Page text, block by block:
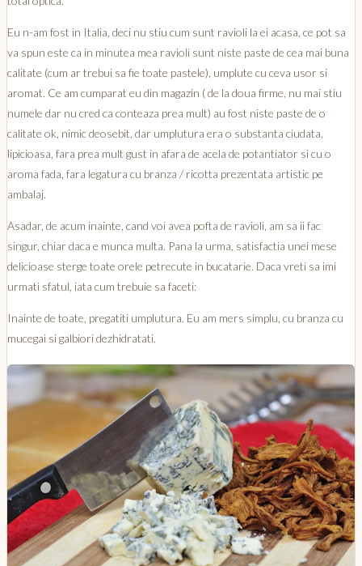
Eu n-am fost in Italia, deci nu stiu cum sunt ravioli la ei acasa, ce pot sa
va spun este ca in minutea mea ravioli sunt niste paste de cea mai buna
calitate (cum ar trebui sa fie toate pastele), umplute cu ceva usor si
aromat. Ce am cumparat eu din magazin ( de la doua firme, nu mai stiu
numele dar nu cred ca conteaza prea mult) au fost niste paste de o
calitate ok, nimic deosebit, dar umplutura era o substanta ciudata,
lipicioasa, fara prea mult gust in afara de acela de potantiator si cu o
aroma fada, fara legatura cu branza / ricotta prezentata artistic pe
ambalaj.
Asadar, de acum inainte, cand voi avea pofta de ravioli, am sa ii fac
singur, chiar daca e munca multa. Pana la urma, satisfactia unei mese
delicioase sterge toate orele petrecute in bucatarie. Daca vreti sa imi
urmati sfatul, iata cum trebuie sa faceti:
Inainte de toate, pregatiti umplutura. Eu am mers simplu, cu branza cu
mucegai si galbiori dezhidratati.